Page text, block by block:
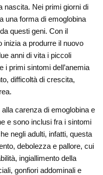
nascita. Nei primi giorni di
una forma di emoglobina
questi geni. Con il
inizia a produrre il nuovo
anni di vita i piccoli
i primi sintomi dell’anemia
difficoltà di crescita,
carenza di emoglobina e
e sono inclusi fra i sintomi
negli adulti, infatti, questa
debolezza e pallore, cui
ingiallimento della
gonfiori addominali e